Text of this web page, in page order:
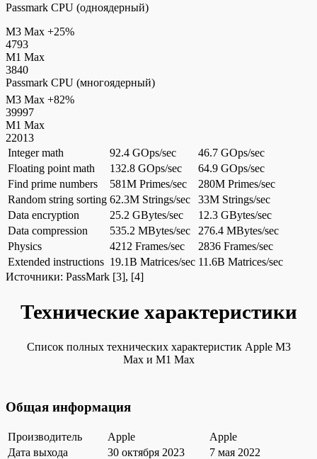
Passmark CPU (одноядерный)
M3 Max +25%
4793
M1 Max
3840
Passmark CPU (многоядерный)
M3 Max +82%
39997
M1 Max
22013
Integer math
92.4 GOps/sec
46.7 GOps/sec
Floating point math
132.8 GOps/sec
64.9 GOps/sec
Find prime numbers
581M Primes/sec
280M Primes/sec
Random string sorting 62.3M Strings/sec
33M Strings/sec
Data encryption
25.2 GBytes/sec
12.3 GBytes/sec
Data compression
535.2 MBytes/sec
276.4 MBytes/sec
Physics
4212 Frames/sec
2836 Frames/sec
Extended instructions 19.1B Matrices/sec 11.6B Matrices/sec
Источники: PassMark [3], [4]
Технические характеристики
Список полных технических характеристик Apple M3
Max и M1 Max
Общая информация
Производитель Apple
Apple
Дата выхода
30 октября 2023
7 мая 2022